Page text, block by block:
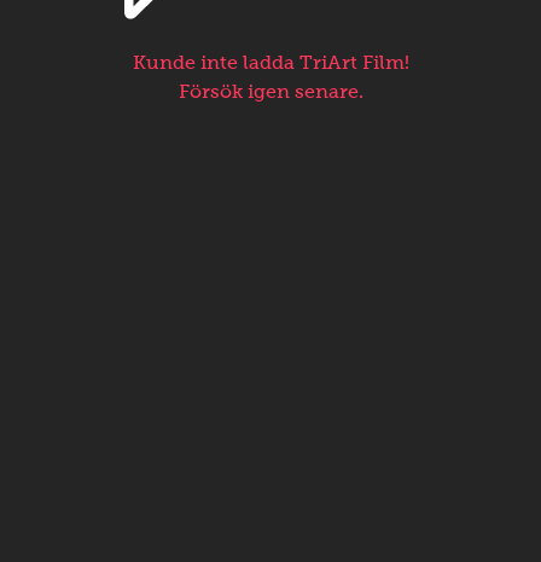
Kunde inte ladda TriArt Film!
Försök igen senare.